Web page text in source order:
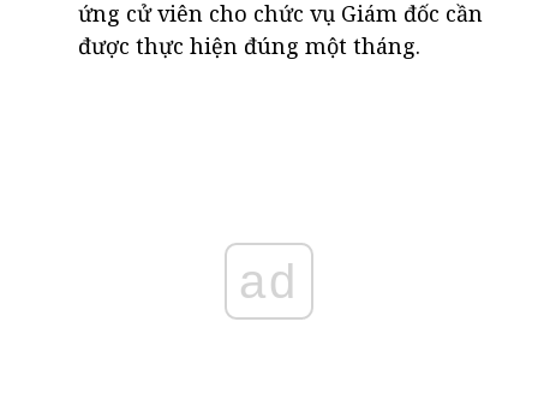
ứng cử viên cho chức vụ Giám đốc cần
được thực hiện đúng một tháng.
ad